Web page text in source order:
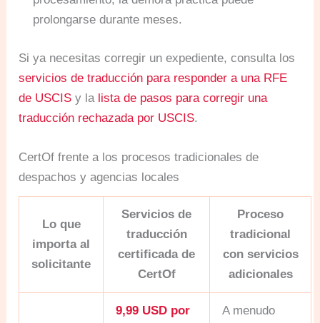
prolongarse durante meses.
Si ya necesitas corregir un expediente, consulta los
servicios de traducción para responder a una RFE
de USCIS y la lista de pasos para corregir una
traducción rechazada por USCIS.
CertOf frente a los procesos tradicionales de
despachos y agencias locales
Lo que
importa al
solicitante
Servicios de
traducción
certificada de
CertOf
Proceso
tradicional
con servicios
adicionales
9,99 USD por
A menudo